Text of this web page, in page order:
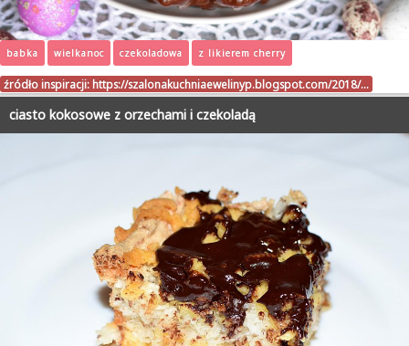
babka wielkanoc czekoladowa z likierem cherry
źródło inspiracji: https://szalonakuchniaewelinyp.blogspot.com/2018/…
ciasto kokosowe z orzechami i czekoladą